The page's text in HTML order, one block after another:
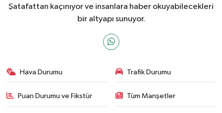
Şatafattan kaçınıyor ve insanlara haber okuyabilecekleri
bir altyapı sunuyor.
Hava Durumu Trafik Durumu
Puan Durumu ve Fikstür Tüm Manşetler